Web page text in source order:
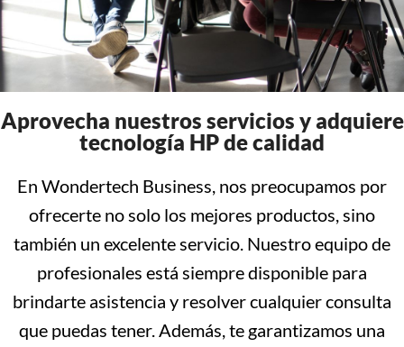
Aprovecha nuestros servicios y adquiere
tecnología HP de calidad
En Wondertech Business, nos preocupamos por
ofrecerte no solo los mejores productos, sino
también un excelente servicio. Nuestro equipo de
profesionales está siempre disponible para
brindarte asistencia y resolver cualquier consulta
que puedas tener. Además, te garantizamos una